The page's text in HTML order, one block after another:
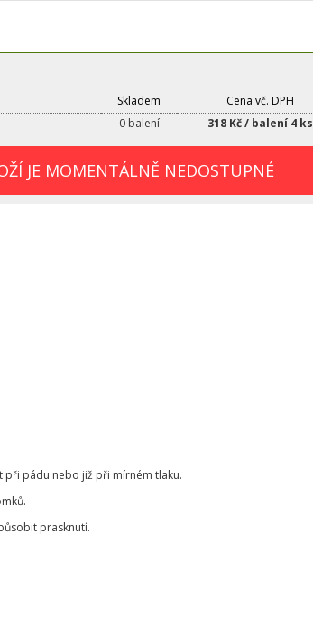
Skladem Cena vč. DPH
0 balení 318 Kč / balení 4 ks
JE MOMENTÁLNĚ NEDOSTUPNÉ
při pádu nebo již při mírném tlaku.
prasknutí.